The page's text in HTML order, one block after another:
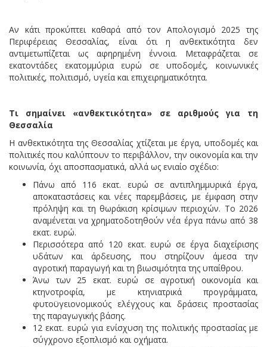
Αν κάτι προκύπτει καθαρά από τον Απολογισμό 2025 της
Περιφέρειας Θεσσαλίας, είναι ότι η ανθεκτικότητα δεν
αντιμετωπίζεται ως αφηρημένη έννοια. Μεταφράζεται σε
εκατοντάδες εκατομμύρια ευρώ σε υποδομές, κοινωνικές
πολιτικές, πολιτισμό, υγεία και επιχειρηματικότητα.
Τι σημαίνει «ανθεκτικότητα» σε αριθμούς για τη
Θεσσαλία
Η ανθεκτικότητα της Θεσσαλίας χτίζεται με έργα, υποδομές και
πολιτικές που καλύπτουν το περιβάλλον, την οικονομία και την
κοινωνία, όχι αποσπασματικά, αλλά ως ενιαίο σχέδιο:
Πάνω από 116 εκατ. ευρώ σε αντιπλημμυρικά έργα,
αποκαταστάσεις και νέες παρεμβάσεις, με έμφαση στην
πρόληψη και τη θωράκιση κρίσιμων περιοχών. Το 2026
αναμένεται να χρηματοδοτηθούν νέα έργα πάνω από 38
εκατ. ευρώ.
Περισσότερα από 120 εκατ. ευρώ σε έργα διαχείρισης
υδάτων και άρδευσης, που στηρίζουν άμεσα την
αγροτική παραγωγή και τη βιωσιμότητα της υπαίθρου.
Άνω των 25 εκατ. ευρώ σε αγροτική οικονομία και
κτηνοτροφία, με κτηνιατρικά προγράμματα,
φυτοϋγειονομικούς ελέγχους και δράσεις προστασίας
της παραγωγικής βάσης.
12 εκατ. ευρώ για ενίσχυση της πολιτικής προστασίας με
σύγχρονο εξοπλισμό και οχήματα.